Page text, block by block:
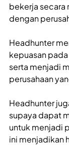
bekerja secara
dengan
Headhunter
kepuasan
serta menjadi
perusahaan
Headhunter
supaya dapat
untuk menjadi
ini menjadikan